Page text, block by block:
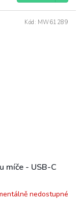
míče - USB-C
nedostupné
Kód: MW61289